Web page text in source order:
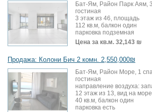
Бат-Ям, Район Парк Аям,
гостиная
3 этаж из 46, площадь
112 кв.м, балкон один
парковка подземная
Цена за кв.м. 32,143 ₪
Продажа: Колони Бич 2 комн. 2,550,000₪
Бат-Ям, Район Море, 1
гостиная
направление воздуха:
12 этаж из 13, вид на
40 кв.м, балкон один
парковка есть